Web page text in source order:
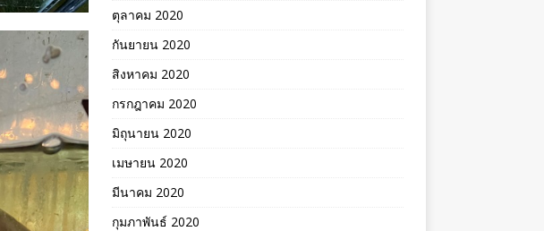
ตุลาคม 2020
กันยายน 2020
สิงหาคม 2020
กรกฎาคม 2020
มิถุนายน 2020
เมษายน 2020
มีนาคม 2020
กุมภาพันธ์ 2020